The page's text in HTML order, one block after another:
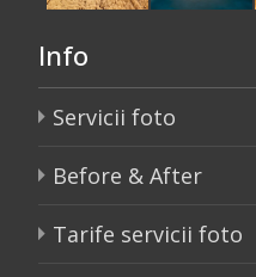
Info
Servicii foto
Before & After
Tarife servicii foto